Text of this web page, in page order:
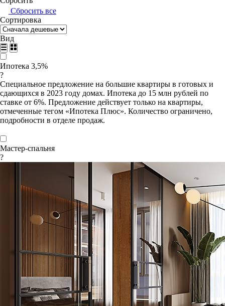
Сбросить все
Сортировка
Вид
Ипотека 3,5%
?
Специальное предложение на большие квартиры в готовых и
сдающихся в 2023 году домах. Ипотека до 15 млн рублей по
ставке от 6%. Предложение действует только на квартиры,
отмеченные тегом «Ипотека Плюс». Количество ограничено,
подробности в отделе продаж.
Мастер-спальня
?